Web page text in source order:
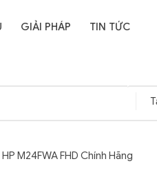
GIẢI PHÁP
TIN TỨC
M24FWA FHD Chính Hãng